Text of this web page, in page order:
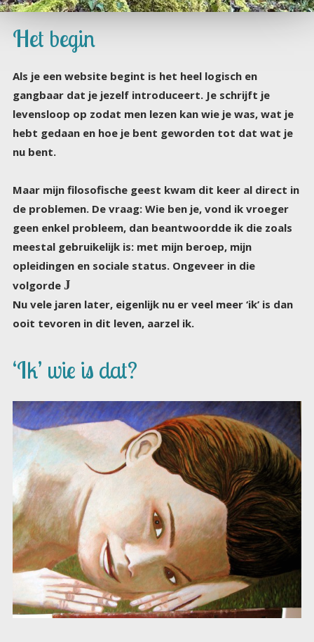
Het begin
Als je een website begint is het heel logisch en
gangbaar dat je jezelf introduceert. Je schrijft je
levensloop op zodat men lezen kan wie je was, wat je
hebt gedaan en hoe je bent geworden tot dat wat je
nu bent.
Maar mijn filosofische geest kwam dit keer al direct in
de problemen. De vraag: Wie ben je, vond ik vroeger
geen enkel probleem, dan beantwoordde ik die zoals
meestal gebruikelijk is: met mijn beroep, mijn
opleidingen en sociale status. Ongeveer in die
volgorde J
Nu vele jaren later, eigenlijk nu er veel meer ‘ik’ is dan
ooit tevoren in dit leven, aarzel ik.
‘Ik’ wie is dat?